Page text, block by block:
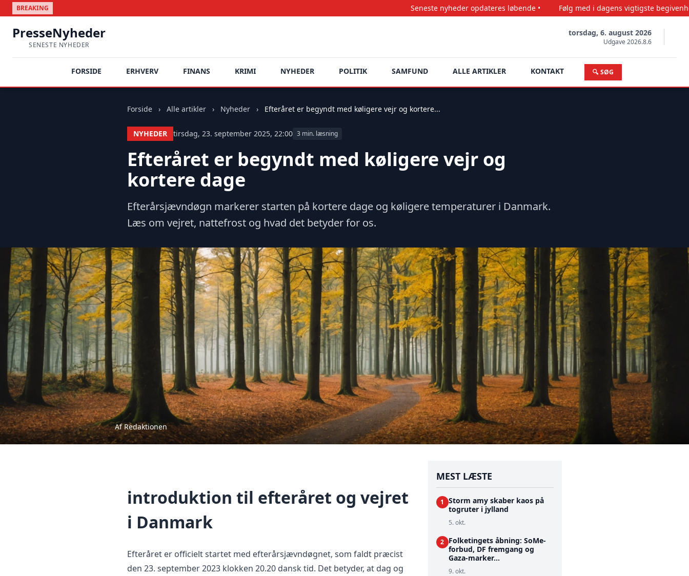
BREAKING Seneste nyheder opdateres løbende • Følg med i dagens vigtigste begivenheder •
PresseNyheder
SENESTE NYHEDER
torsdag, 6. august 2026
Udgave 2026.8.6
FORSIDE ERHVERV FINANS KRIMI NYHEDER POLITIK SAMFUND ALLE ARTIKLER KONTAKT 🔍 SØG
Forside › Alle artikler › Nyheder › Efteråret er begyndt med køligere vejr og kortere...
NYHEDER tirsdag, 23. september 2025, 22:00 3 min. læsning
Efteråret er begyndt med køligere vejr og
kortere dage
Efterårsjævndøgn markerer starten på kortere dage og køligere temperaturer i Danmark.
Læs om vejret, nattefrost og hvad det betyder for os.
Af Redaktionen
introduktion til efteråret og vejret
i Danmark
Efteråret er officielt startet med efterårsjævndøgnet, som faldt præcist
den 23. september 2023 klokken 20.20 dansk tid. Det betyder, at dag og
MEST LÆSTE
1
Storm amy skaber kaos på
togruter i jylland
5. okt.
2 Folketingets åbning: SoMe-
forbud, DF fremgang og
Gaza-marker...
9. okt.